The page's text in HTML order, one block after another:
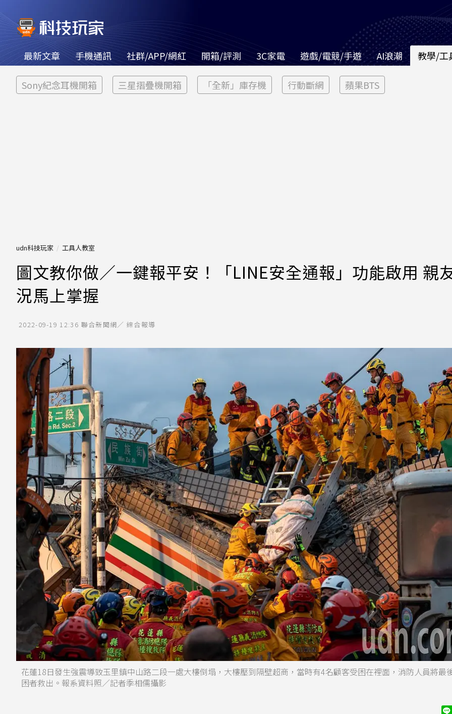
最新文章 手機通訊 社群/APP/網紅 開箱/評測 3C家電 遊戲/電競/手遊 AI浪潮 教學/工
Sony紀念耳機開箱 三星摺疊機開箱 「全新」庫存機 行動斷網 蘋果BTS
udn科技玩家 工具人教室
圖文教你做／一鍵報平安！「LINE安全通報」功能啟用 親
況馬上掌握
2022-09-19 12:36 聯合新聞網／ 綜合報導
花蓮18日發生強震導致玉里鎮中山路二段一處大樓倒塌，大樓壓到隔壁超商，當時有4名顧客受困在裡面，消防人員將最
困者救出。報系資料照／記者季相儒攝影